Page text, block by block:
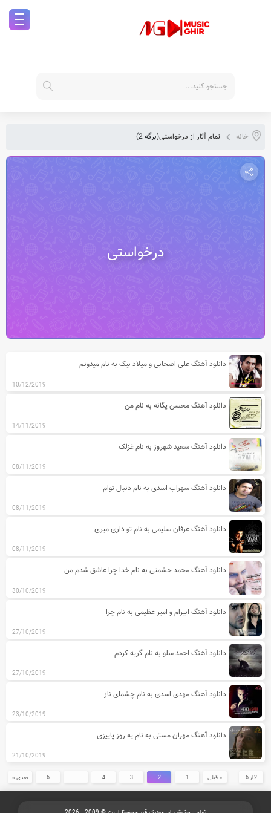
خانه تمام آثار از درخواستی(برگه 2)
درخواستی
آخرین مطالب دسته بندی درخواستی
دانلود آهنگ علی اصحابی و میلاد بیک به نام میدونم
10/12/2019
دانلود آهنگ محسن یگانه به نام من
14/11/2019
دانلود آهنگ سعید شهروز به نام غزلک
08/11/2019
دانلود آهنگ سهراب اسدی به نام دنبال توام
08/11/2019
دانلود آهنگ عرفان سلیمی به نام تو داری میری
08/11/2019
دانلود آهنگ محمد حشمتی به نام خدا چرا عاشق شدم من
30/10/2019
دانلود آهنگ ابیرام و امیر عظیمی به نام چرا
27/10/2019
دانلود آهنگ احمد سلو به نام گریه کردم
27/10/2019
دانلود آهنگ مهدی اسدی به نام چشمای ناز
23/10/2019
دانلود آهنگ مهران مستی به نام یه روز پاییزی
21/10/2019
2 از 6 « قبلی 1
2
3
4
…
6 بعدی »